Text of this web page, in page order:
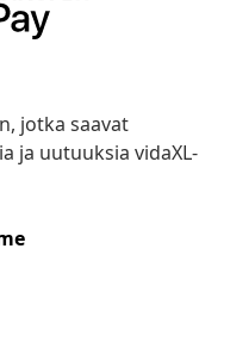
jotka saavat
ja uutuuksia vidaXL-